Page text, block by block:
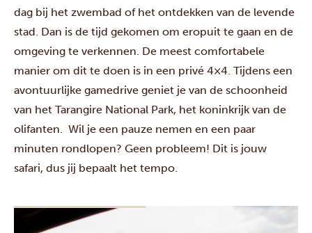
dag bij het zwembad of het ontdekken van de levende
stad. Dan is de tijd gekomen om eropuit te gaan en de
omgeving te verkennen. De meest comfortabele
manier om dit te doen is in een privé 4×4. Tijdens een
avontuurlijke gamedrive geniet je van de schoonheid
van het Tarangire National Park, het koninkrijk van de
olifanten. Wil je een pauze nemen en een paar
minuten rondlopen? Geen probleem! Dit is jouw
safari, dus jij bepaalt het tempo.